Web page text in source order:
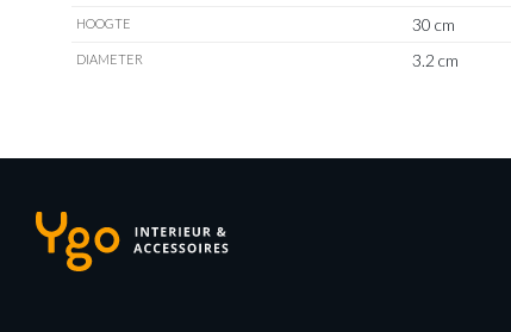
HOOGTE 30 cm
DIAMETER 3.2 cm